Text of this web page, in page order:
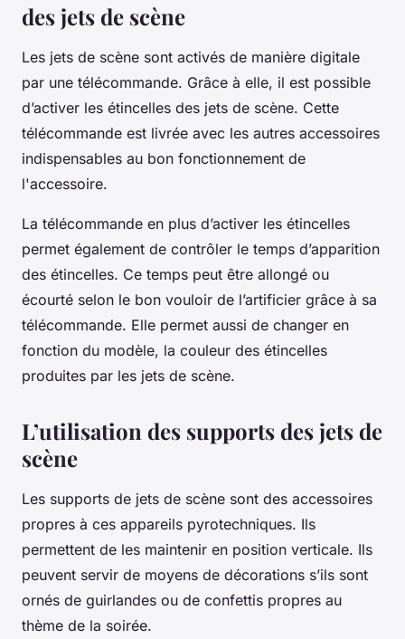
des jets de scène
Les jets de scène sont activés de manière digitale
par une télécommande. Grâce à elle, il est possible
d’activer les étincelles des jets de scène. Cette
télécommande est livrée avec les autres accessoires
indispensables au bon fonctionnement de
l'accessoire.
La télécommande en plus d’activer les étincelles
permet également de contrôler le temps d’apparition
des étincelles. Ce temps peut être allongé ou
écourté selon le bon vouloir de l’artificier grâce à sa
télécommande. Elle permet aussi de changer en
fonction du modèle, la couleur des étincelles
produites par les jets de scène.
L’utilisation des supports des jets de
scène
Les supports de jets de scène sont des accessoires
propres à ces appareils pyrotechniques. Ils
permettent de les maintenir en position verticale. Ils
peuvent servir de moyens de décorations s’ils sont
ornés de guirlandes ou de confettis propres au
thème de la soirée.